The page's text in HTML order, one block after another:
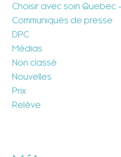
Choisir avec soin Quebec
Communiqués de presse
DPC
Médias
Non classé
Nouvelles
Prix
Relève